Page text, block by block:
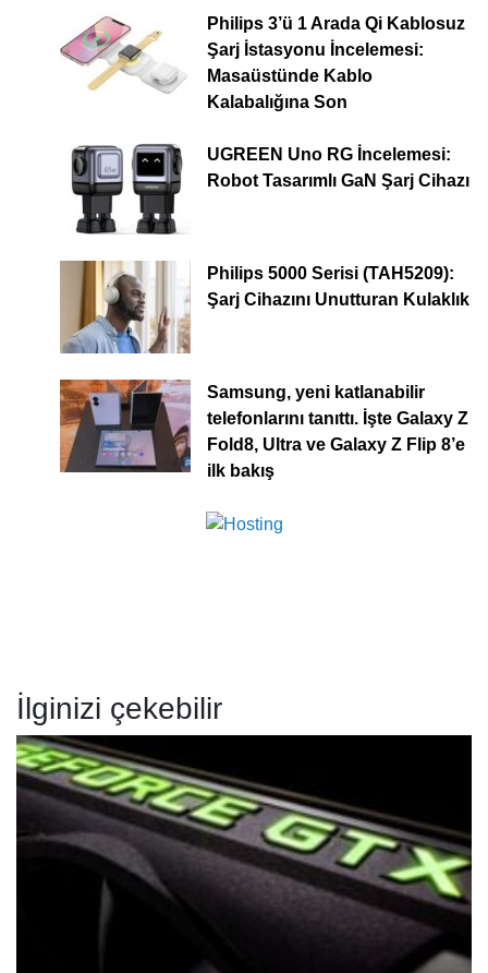
Philips 3’ü 1 Arada Qi Kablosuz
Şarj İstasyonu İncelemesi:
Masaüstünde Kablo
Kalabalığına Son
UGREEN Uno RG İncelemesi:
Robot Tasarımlı GaN Şarj Cihazı
Philips 5000 Serisi (TAH5209):
Şarj Cihazını Unutturan Kulaklık
Samsung, yeni katlanabilir
telefonlarını tanıttı. İşte Galaxy Z
Fold8, Ultra ve Galaxy Z Flip 8’e
ilk bakış
İlginizi çekebilir